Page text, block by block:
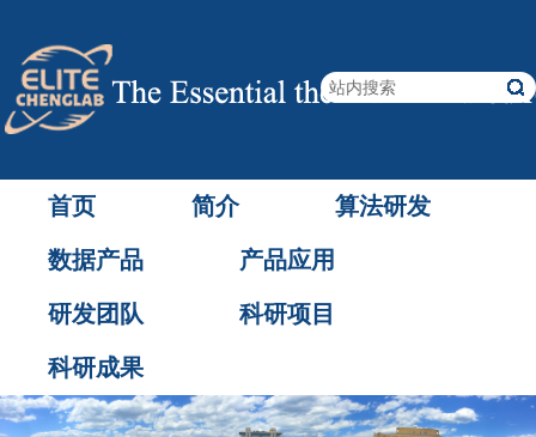
首页 简介 算法研发
数据产品 产品应用
研发团队 科研项目
科研成果